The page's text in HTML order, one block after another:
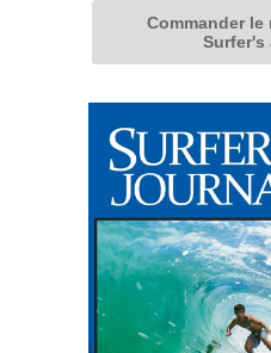
Commander le
Surfer's